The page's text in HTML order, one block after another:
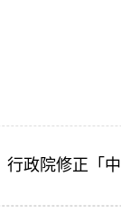
行政院修正「